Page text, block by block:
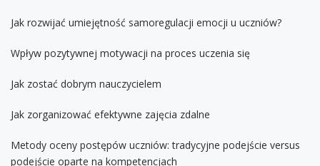
Jak rozwijać umiejętność samoregulacji emocji u uczniów?
Wpływ pozytywnej motywacji na proces uczenia się
Jak zostać dobrym nauczycielem
Jak zorganizować efektywne zajęcia zdalne
Metody oceny postępów uczniów: tradycyjne podejście versus
podejście oparte na kompetencjach